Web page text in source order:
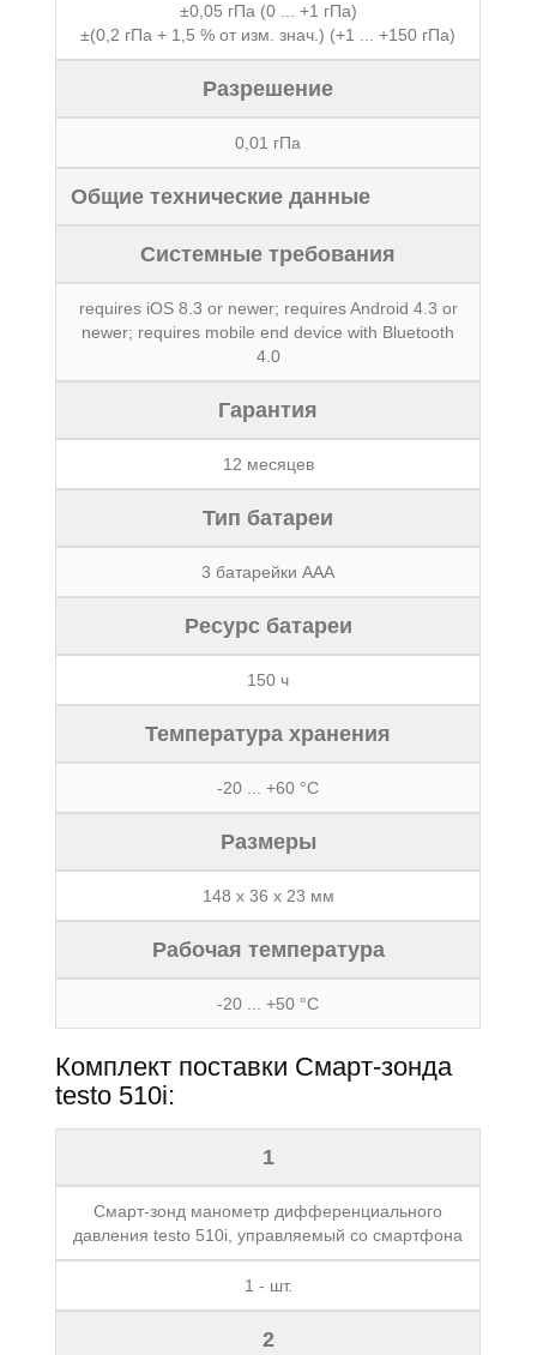
±0,05 гПа (0 ... +1 гПа)
±(0,2 гПа + 1,5 % от изм. знач.) (+1 ... +150 гПа)
Разрешение
0,01 гПа
Общие технические данные
Системные требования
requires iOS 8.3 or newer; requires Android 4.3 or
newer; requires mobile end device with Bluetooth
4.0
Гарантия
12 месяцев
Тип батареи
3 батарейки ААА
Ресурс батареи
150 ч
Температура хранения
-20 ... +60 °C
Размеры
148 x 36 x 23 мм
Рабочая температура
-20 ... +50 °C
Комплект поставки Смарт-зонда
testo 510i:
1
Смарт-зонд манометр дифференциального
давления testo 510i, управляемый со смартфона
1 - шт.
2